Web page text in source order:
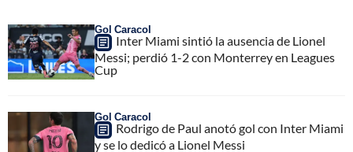
Gol Caracol
Inter Miami sintió la ausencia de Lionel
Messi; perdió 1-2 con Monterrey en Leagues
Cup
Gol Caracol
Rodrigo de Paul anotó gol con Inter Miami
y se lo dedicó a Lionel Messi